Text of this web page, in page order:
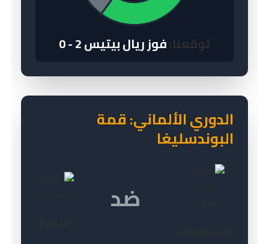
توقعنا:فوز ريال بيتيس 2 - 0
الدوري الألماني: قمة
البوندسليغا
ضد